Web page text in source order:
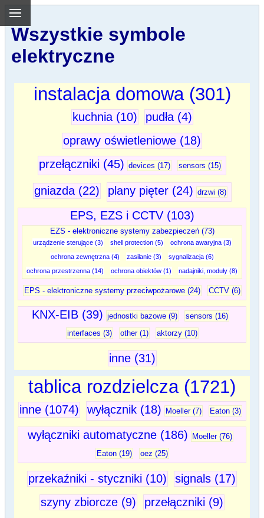
Wszystkie symbole
elektryczne
instalacja domowa (301)
kuchnia (10)
pudła (4)
oprawy oświetleniowe (18)
przełączniki (45) devices (17) sensors (15)
gniazda (22) plany pięter (24) drzwi (8)
EPS, EZS i CCTV (103)
EZS - elektroniczne systemy zabezpieczeń (73)
urządzenie sterujące (3) shell protection (5)
ochrona awaryjna (3)
ochrona zewnętrzna (4)
zasilanie (3)
sygnalizacja (6)
ochrona przestrzenna (14)
ochrona obiektów (1) nadajniki, moduły (8)
EPS - elektroniczne systemy przeciwpożarowe (24) CCTV (6)
KNX-EIB (39) jednostki bazowe (9)
sensors (16)
interfaces (3)
other (1) aktorzy (10)
inne (31)
tablica rozdzielcza (1721)
inne (1074) wyłącznik (18) Moeller (7) Eaton (3)
wyłączniki automatyczne (186)
Moeller (76)
Eaton (19)
oez (25)
przekaźniki - styczniki (10)
signals (17)
szyny zbiorcze (9)
przełączniki (9)